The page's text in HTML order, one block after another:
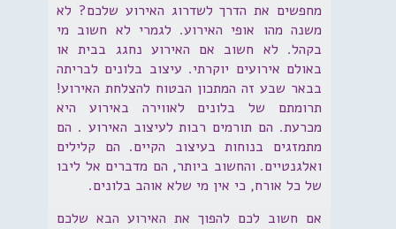
מחפשים את הדרך לשדרוג האירוע שלכם? לא
משנה מהו אופי האירוע. לגמרי לא חשוב מי
בקהל. לא חשוב אם האירוע נחגג בבית או
באולם אירועים יוקרתי. עיצוב בלונים לבריתה
בבאר שבע זה המתכון הבטוח להצלחת האירוע!
תרומתם של בלונים לאווירה באירוע היא
מכרעת. הם תורמים רבות לעיצוב האירוע . הם
מתמזגים בנוחות בעיצוב הקיים. הם קלילים
ואלגנטיים. והחשוב ביותר, הם מדברים אל ליבו
של כל אורח, כי אין מי שלא אוהב בלונים.
אם חשוב לכם להפוך את האירוע הבא שלכם